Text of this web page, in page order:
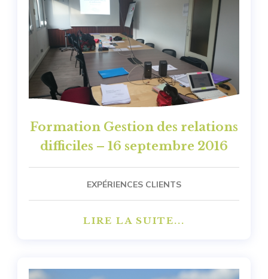
Formation Gestion des relations
difficiles – 16 septembre 2016
EXPÉRIENCES CLIENTS
LIRE LA SUITE...